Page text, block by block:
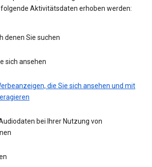
Aktivitätsdaten erhoben werden:
denen Sie suchen
sich ansehen
die Sie sich ansehen und mit
bei Ihrer Nutzung von